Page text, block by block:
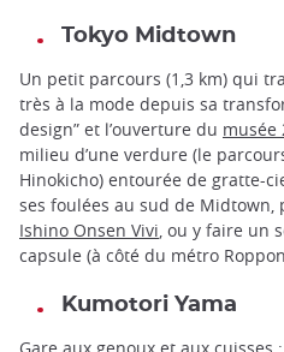
Tokyo Midtown
Un petit parcours (1,3 km) qui
très à la mode depuis sa
design” et l’ouverture du musée
milieu d’une verdure (le
Hinokicho) entourée de gratte-
ses foulées au sud de
Ishino Onsen Vivi, ou y faire un
capsule (à côté du métro
Kumotori Yama